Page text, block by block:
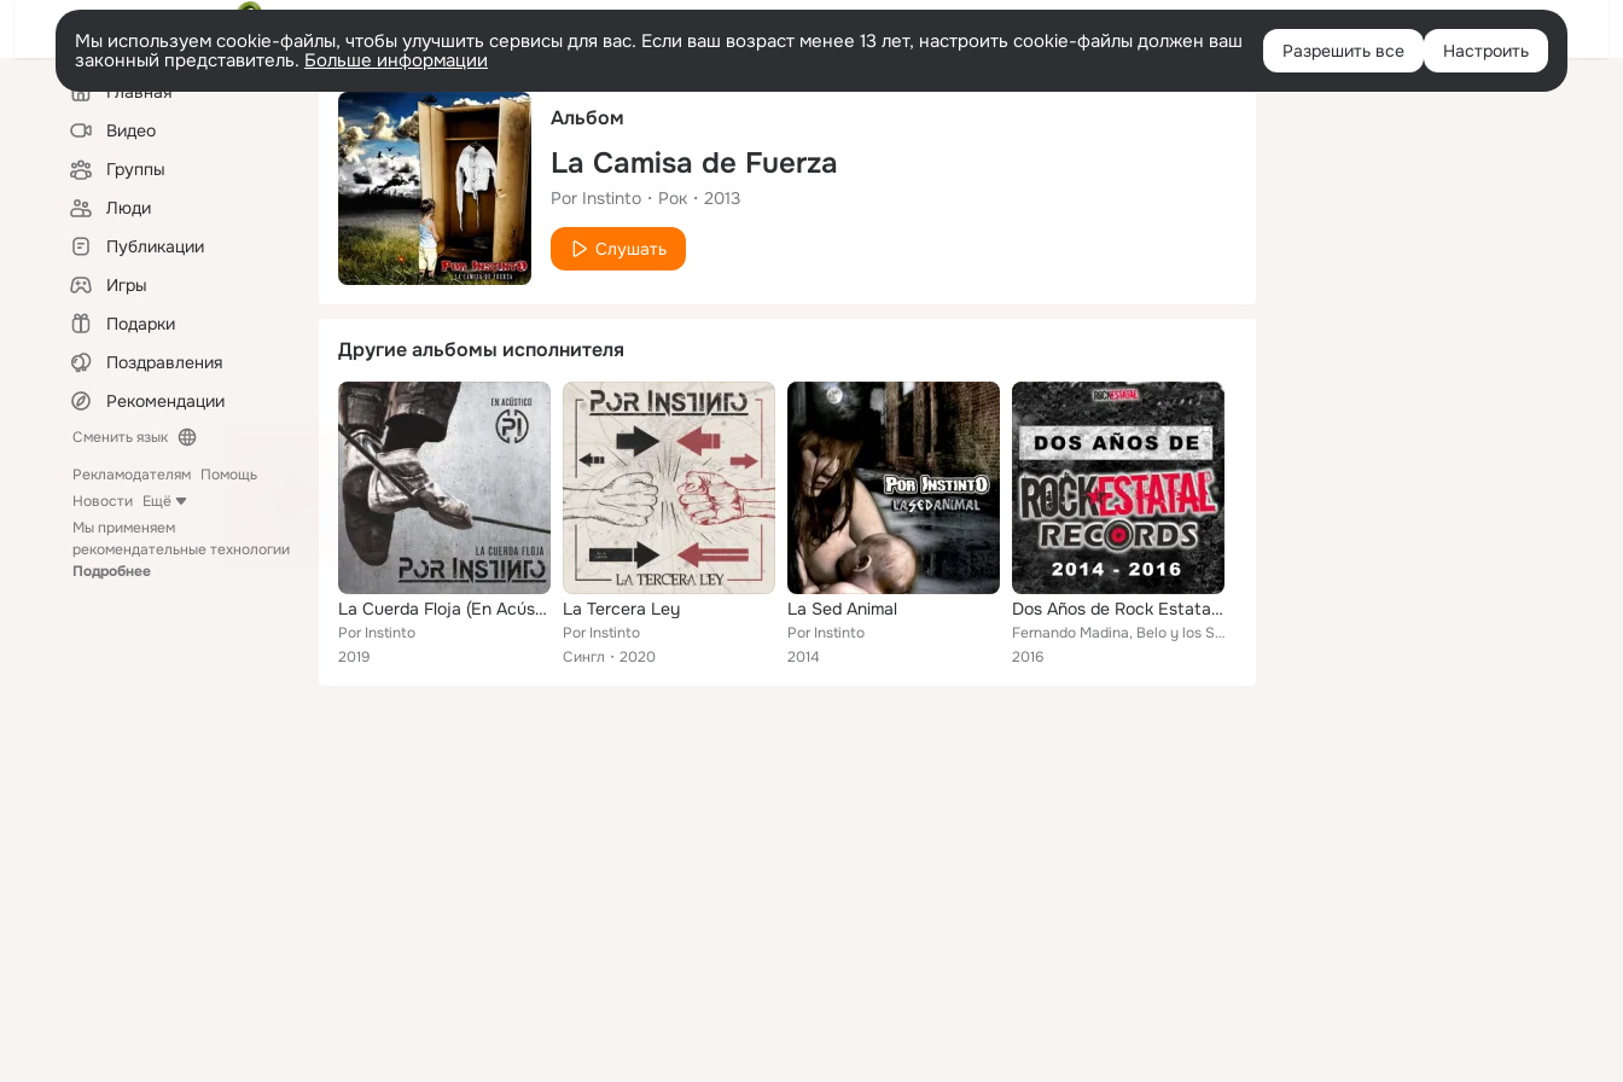
Русский Войти
Мы используем cookie-файлы, чтобы улучшить сервисы для вас. Если ваш возраст менее 13 лет, настроить cookie-файлы должен ваш
законный представитель. Больше информации Разрешить все Настроить
Левая
колонкаГлавная
Видео
Группы
Люди
Публикации
Игры
Подарки
Поздравления
Рекомендации
Сменить язык
Рекламодателям Помощь
Новости Ещё
Мы применяем
рекомендательные технологии
Подробнее
Альбом
La Camisa de Fuerza
Por Instinto Рок 2013
Слушать
Другие альбомы исполнителя
La Cuerda Floja (En Acústico)
Por Instinto
2019
La Tercera Ley
Por Instinto
Сингл
2020
La Sed Animal
Por Instinto
2014
Dos Años de Rock Estatal Records
Fernando Madina, Belo y los Susodichos, Con Mora, Virgen, Kike Suárez & La Desbandada, Los Brazos, Caskärrabias, Sublevados, Pab...
2016